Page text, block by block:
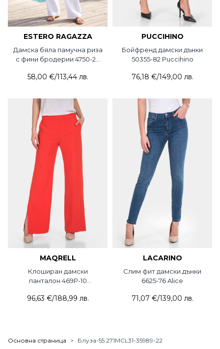
ESTERO RAGAZZA
Дамска бяла памучна риза
с фини бродерии 4750-20
58,00 €/113,44 лв.
PUCCIHINO
Бойфренд дамски дънки
50355-82 Puccihino
76,18 €/149,00 лв.
MAQRELL
Клоширан дамски
панталон 469P-10
96,63 €/188,99 лв.
LACARINO
Слим фит дамски дънки
6625-76 Alice
71,07 €/139,00 лв.
Основна страница > Блуза-55 271MCL31-35989-22